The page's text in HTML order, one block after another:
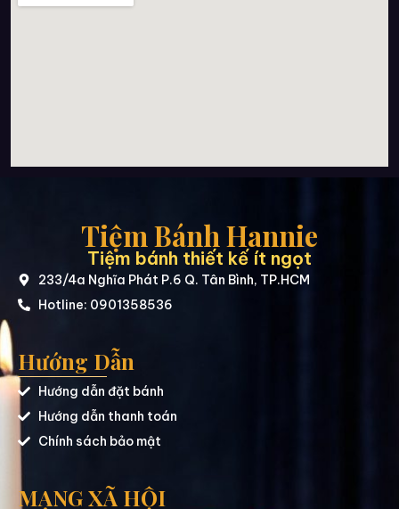
Tiệm Bánh Hannie
Tiệm bánh thiết kế ít ngọt
233/4a Nghĩa Phát P.6 Q. Tân Bình, TP.HCM
Hotline: 0901358536
Hướng Dẫn
Hướng dẫn đặt bánh
Hướng dẫn thanh toán
Chính sách bảo mật
MẠNG XÃ HỘI